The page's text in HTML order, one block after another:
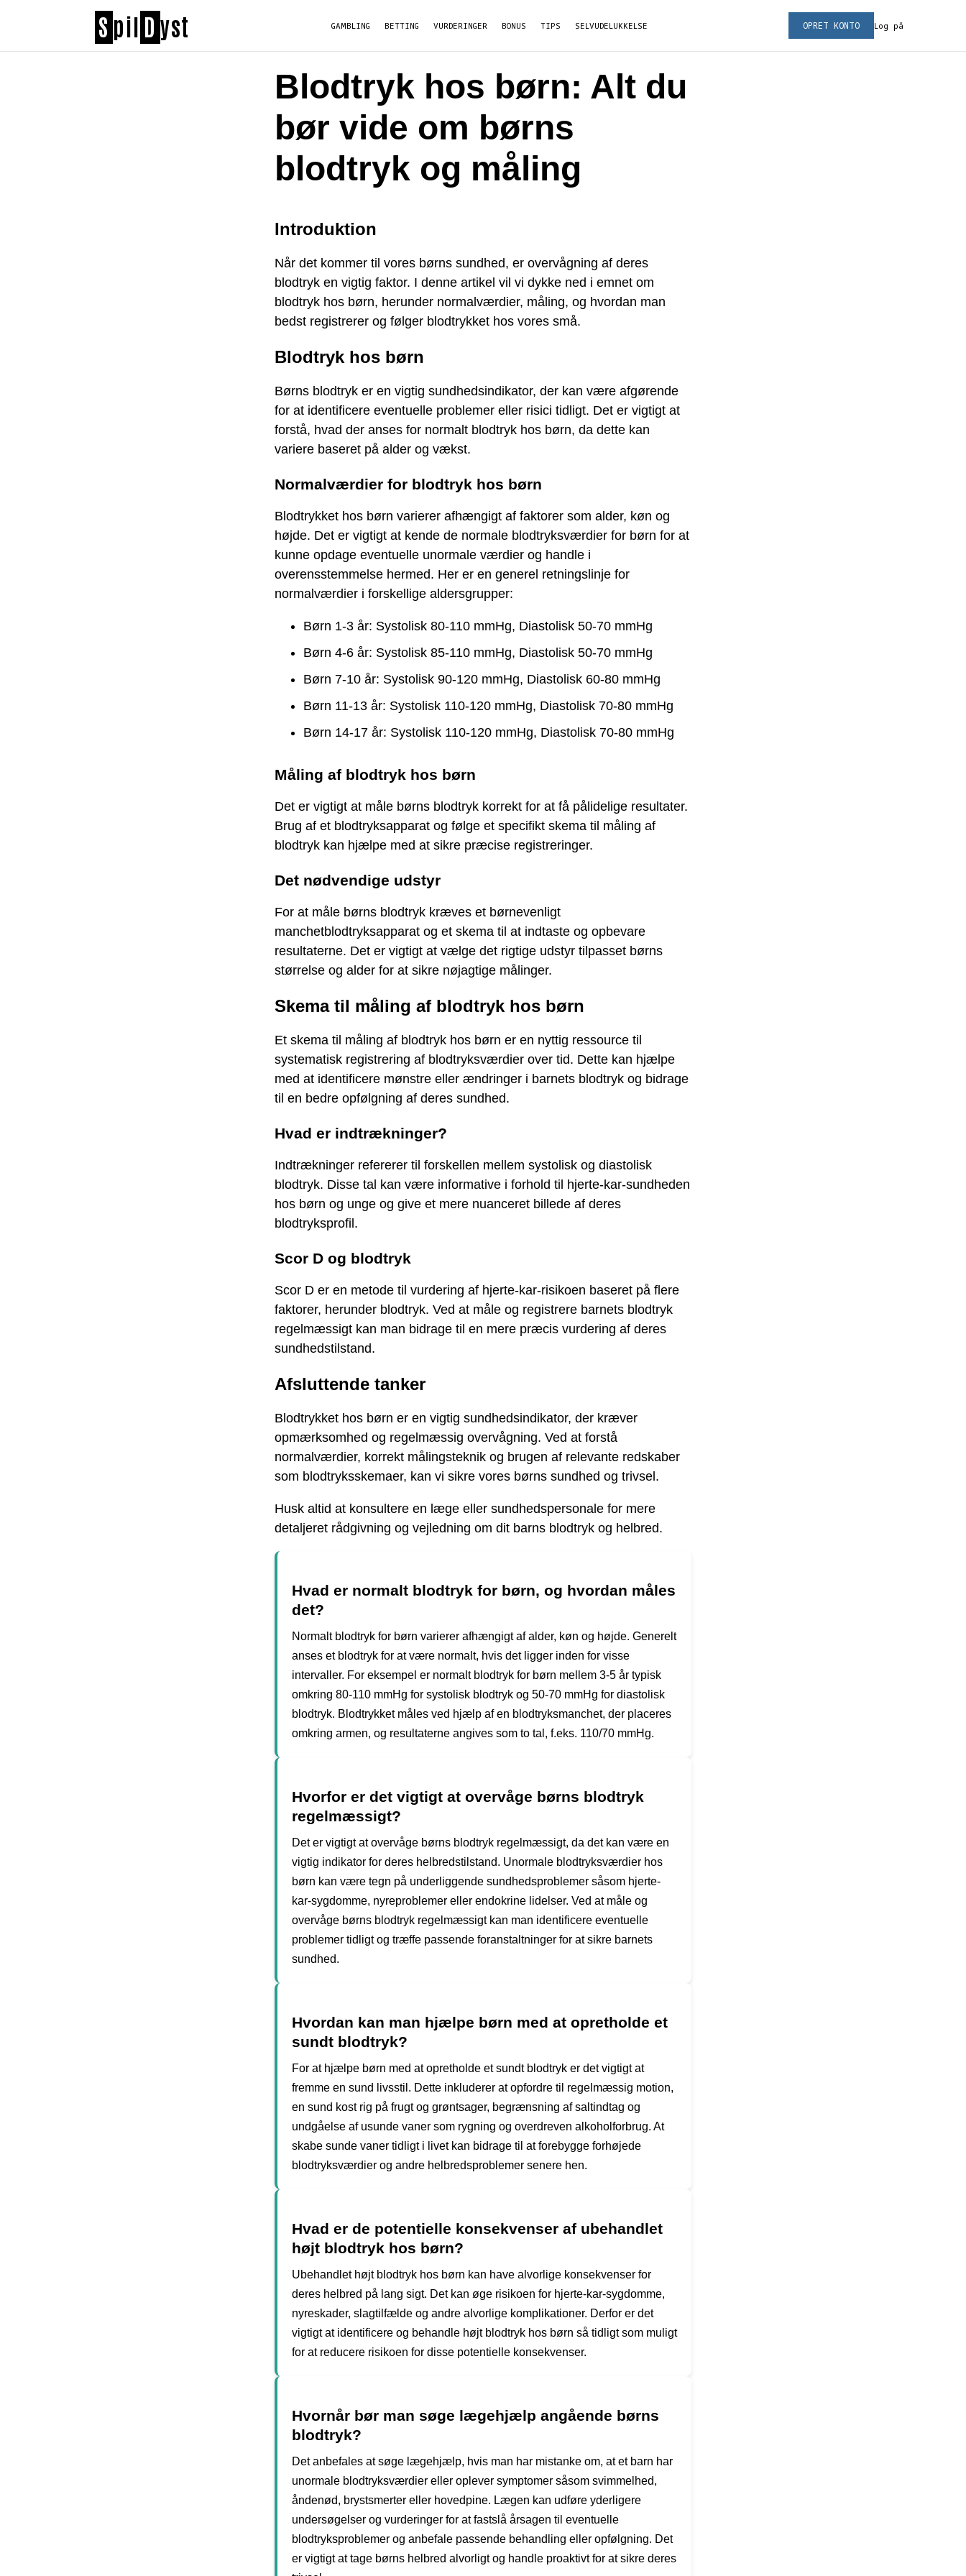
S pil D yst GAMBLING BETTING VURDERINGER BONUS TIPS SELVUDELUKKELSE Log på
OPRET KONTO
Blodtryk hos børn: Alt du
bør vide om børns
blodtryk og måling
Introduktion
Når det kommer til vores børns sundhed, er overvågning af deres
blodtryk en vigtig faktor. I denne artikel vil vi dykke ned i emnet om
blodtryk hos børn, herunder normalværdier, måling, og hvordan man
bedst registrerer og følger blodtrykket hos vores små.
Blodtryk hos børn
Børns blodtryk er en vigtig sundhedsindikator, der kan være afgørende
for at identificere eventuelle problemer eller risici tidligt. Det er vigtigt at
forstå, hvad der anses for normalt blodtryk hos børn, da dette kan
variere baseret på alder og vækst.
Normalværdier for blodtryk hos børn
Blodtrykket hos børn varierer afhængigt af faktorer som alder, køn og
højde. Det er vigtigt at kende de normale blodtryksværdier for børn for at
kunne opdage eventuelle unormale værdier og handle i
overensstemmelse hermed. Her er en generel retningslinje for
normalværdier i forskellige aldersgrupper:
Børn 1-3 år: Systolisk 80-110 mmHg, Diastolisk 50-70 mmHg
Børn 4-6 år: Systolisk 85-110 mmHg, Diastolisk 50-70 mmHg
Børn 7-10 år: Systolisk 90-120 mmHg, Diastolisk 60-80 mmHg
Børn 11-13 år: Systolisk 110-120 mmHg, Diastolisk 70-80 mmHg
Børn 14-17 år: Systolisk 110-120 mmHg, Diastolisk 70-80 mmHg
Måling af blodtryk hos børn
Det er vigtigt at måle børns blodtryk korrekt for at få pålidelige resultater.
Brug af et blodtryksapparat og følge et specifikt skema til måling af
blodtryk kan hjælpe med at sikre præcise registreringer.
Det nødvendige udstyr
For at måle børns blodtryk kræves et børnevenligt
manchetblodtryksapparat og et skema til at indtaste og opbevare
resultaterne. Det er vigtigt at vælge det rigtige udstyr tilpasset børns
størrelse og alder for at sikre nøjagtige målinger.
Skema til måling af blodtryk hos børn
Et skema til måling af blodtryk hos børn er en nyttig ressource til
systematisk registrering af blodtryksværdier over tid. Dette kan hjælpe
med at identificere mønstre eller ændringer i barnets blodtryk og bidrage
til en bedre opfølgning af deres sundhed.
Hvad er indtrækninger?
Indtrækninger refererer til forskellen mellem systolisk og diastolisk
blodtryk. Disse tal kan være informative i forhold til hjerte-kar-sundheden
hos børn og unge og give et mere nuanceret billede af deres
blodtryksprofil.
Scor D og blodtryk
Scor D er en metode til vurdering af hjerte-kar-risikoen baseret på flere
faktorer, herunder blodtryk. Ved at måle og registrere barnets blodtryk
regelmæssigt kan man bidrage til en mere præcis vurdering af deres
sundhedstilstand.
Afsluttende tanker
Blodtrykket hos børn er en vigtig sundhedsindikator, der kræver
opmærksomhed og regelmæssig overvågning. Ved at forstå
normalværdier, korrekt målingsteknik og brugen af relevante redskaber
som blodtryksskemaer, kan vi sikre vores børns sundhed og trivsel.
Husk altid at konsultere en læge eller sundhedspersonale for mere
detaljeret rådgivning og vejledning om dit barns blodtryk og helbred.
Hvad er normalt blodtryk for børn, og hvordan måles
det?
Normalt blodtryk for børn varierer afhængigt af alder, køn og højde. Generelt
anses et blodtryk for at være normalt, hvis det ligger inden for visse
intervaller. For eksempel er normalt blodtryk for børn mellem 3-5 år typisk
omkring 80-110 mmHg for systolisk blodtryk og 50-70 mmHg for diastolisk
blodtryk. Blodtrykket måles ved hjælp af en blodtryksmanchet, der placeres
omkring armen, og resultaterne angives som to tal, f.eks. 110/70 mmHg.
Hvorfor er det vigtigt at overvåge børns blodtryk
regelmæssigt?
Det er vigtigt at overvåge børns blodtryk regelmæssigt, da det kan være en
vigtig indikator for deres helbredstilstand. Unormale blodtryksværdier hos
børn kan være tegn på underliggende sundhedsproblemer såsom hjerte-
kar-sygdomme, nyreproblemer eller endokrine lidelser. Ved at måle og
overvåge børns blodtryk regelmæssigt kan man identificere eventuelle
problemer tidligt og træffe passende foranstaltninger for at sikre barnets
sundhed.
Hvordan kan man hjælpe børn med at opretholde et
sundt blodtryk?
For at hjælpe børn med at opretholde et sundt blodtryk er det vigtigt at
fremme en sund livsstil. Dette inkluderer at opfordre til regelmæssig motion,
en sund kost rig på frugt og grøntsager, begrænsning af saltindtag og
undgåelse af usunde vaner som rygning og overdreven alkoholforbrug. At
skabe sunde vaner tidligt i livet kan bidrage til at forebygge forhøjede
blodtryksværdier og andre helbredsproblemer senere hen.
Hvad er de potentielle konsekvenser af ubehandlet
højt blodtryk hos børn?
Ubehandlet højt blodtryk hos børn kan have alvorlige konsekvenser for
deres helbred på lang sigt. Det kan øge risikoen for hjerte-kar-sygdomme,
nyreskader, slagtilfælde og andre alvorlige komplikationer. Derfor er det
vigtigt at identificere og behandle højt blodtryk hos børn så tidligt som muligt
for at reducere risikoen for disse potentielle konsekvenser.
Hvornår bør man søge lægehjælp angående børns
blodtryk?
Det anbefales at søge lægehjælp, hvis man har mistanke om, at et barn har
unormale blodtryksværdier eller oplever symptomer såsom svimmelhed,
åndenød, brystsmerter eller hovedpine. Lægen kan udføre yderligere
undersøgelser og vurderinger for at fastslå årsagen til eventuelle
blodtryksproblemer og anbefale passende behandling eller opfølgning. Det
er vigtigt at tage børns helbred alvorligt og handle proaktivt for at sikre deres